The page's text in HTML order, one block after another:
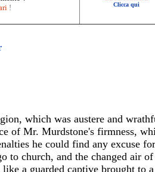
!
Clicca qui
which was austere and
of Mr. Murdstone's firmness,
he could find any excuse
to church, and the changed air of
a guarded captive brought to a